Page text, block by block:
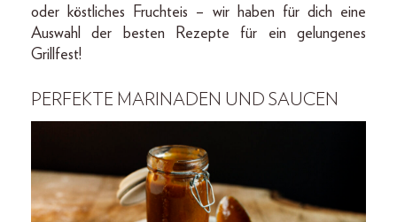
oder köstliches Fruchteis – wir haben für dich eine
Auswahl der besten Rezepte für ein gelungenes
Grillfest!
PERFEKTE MARINADEN UND SAUCEN